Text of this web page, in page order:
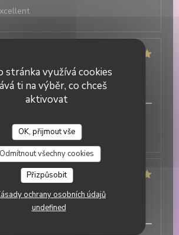
stránka využívá cookies
ti na výběr, co chceš
aktivovat
OK, přijmout vše
Odmítnout všechny cookies
Přizpůsobit
ochrany osobních údajů
undefined
- Hosté 3
: 5/5 Kuchyně: 5/5 Kvalita / Cena
service impeccable et tout est
:5/5 Kuchyně:5/5 Kvalita / Cena
DUETTO